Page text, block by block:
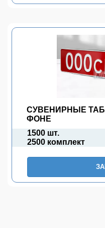
СУВЕНИРНЫЕ
ФОНЕ
1500 шт.
2500 комплект